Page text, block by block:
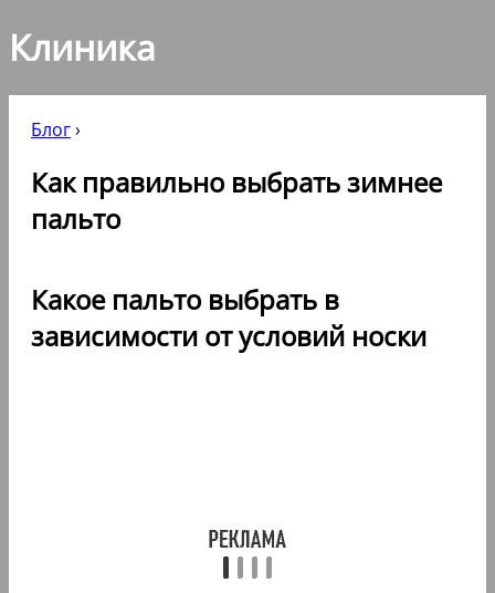
Клиника
Блог›
Как правильно выбрать зимнее
пальто
Какое пальто выбрать в
зависимости от условий носки